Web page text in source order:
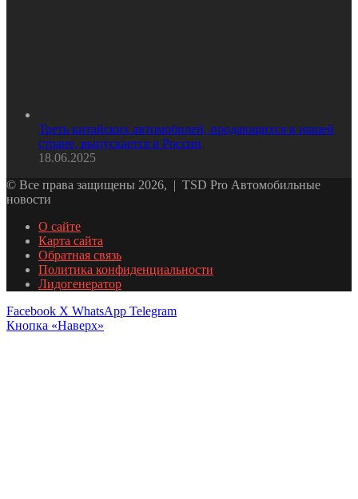
Треть китайских автомобилей, продающихся в нашей
стране, выпускается в России
18.06.2025
© Все права защищены 2026, | TSD Pro Автомобильные
новости
О сайте
Карта сайта
Обратная связь
Политика конфиденциальности
Лидогенератор
Facebook X WhatsApp Telegram
Кнопка «Наверх»